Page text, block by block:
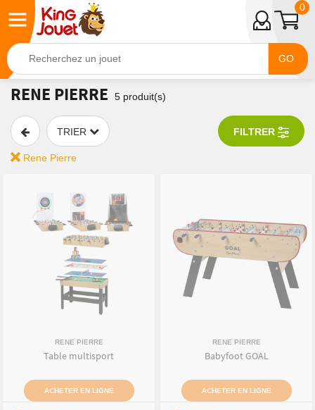
GO
0
RENE PIERRE 5 produit(s)
TRIER FILTRER
Rene Pierre
RENE PIERRE
Table multisport
ACHETER EN LIGNE
RENE PIERRE
Babyfoot GOAL
ACHETER EN LIGNE